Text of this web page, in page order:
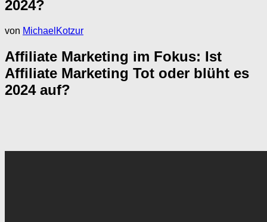
2024?
von MichaelKotzur
Affiliate Marketing im Fokus: Ist
Affiliate Marketing Tot oder blüht es
2024 auf?